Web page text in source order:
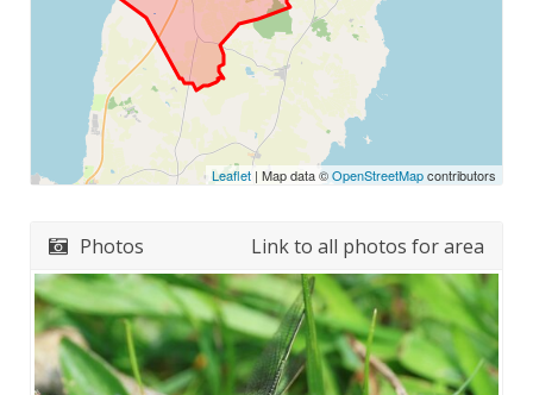
Leaflet | Map data ©OpenStreetMapcontributors
Photos Link to all photos for area